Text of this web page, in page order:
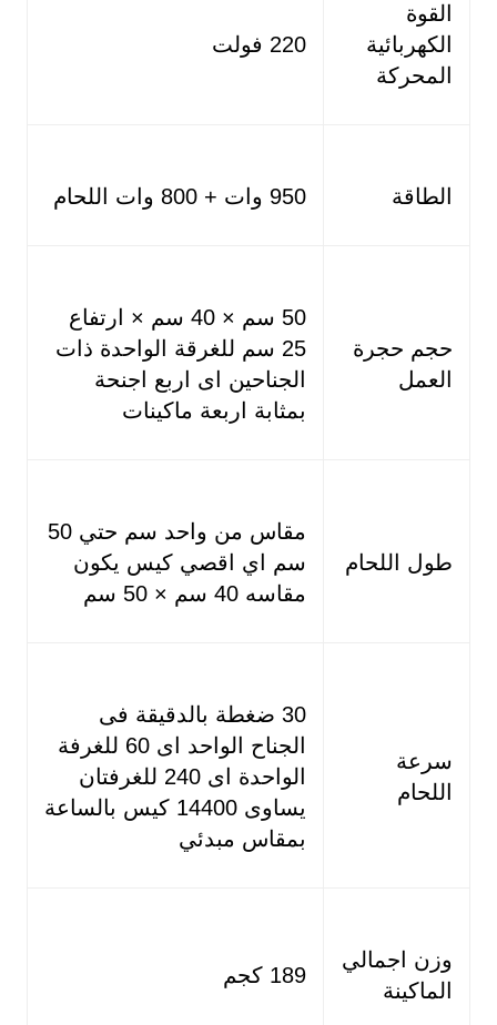
القوة
الكهربائية
المحركة
220 فولت
الطاقة 950 وات + 800 وات اللحام
حجم حجرة
العمل
50 سم × 40 سم × ارتفاع
25 سم للغرقة الواحدة ذات
الجناحين اى اربع اجنحة
بمثابة اربعة ماكينات
طول اللحام
مقاس من واحد سم حتي 50
سم اي اقصي كيس يكون
مقاسه 40 سم × 50 سم
سرعة
اللحام
30 ضغطة بالدقيقة فى
الجناح الواحد اى 60 للغرفة
الواحدة اى 240 للغرفتان
يساوى 14400 كيس بالساعة
بمقاس مبدئي
وزن اجمالي
الماكينة
189 كجم